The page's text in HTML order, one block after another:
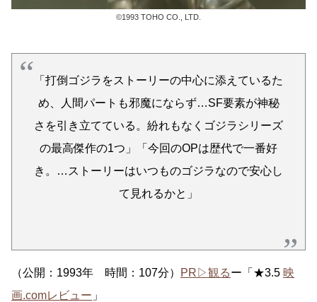
©1993 TOHO CO., LTD.
「打倒ゴジラをストーリーの中心に添えているた
め、人間パートも邪魔にならず…SF要素が神秘
さを引き立てている。紛れもなくゴジラシリーズ
の最高傑作の1つ」「今回のOPは歴代で一番好
き。…ストーリーはいつものゴジラなので安心し
て見れるかと」
（公開：1993年 時間：107分） PR▷観るー「★3.5 映
画.comレビュー 」